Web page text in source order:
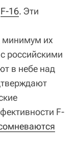
F-16. Эти
минимум их
российскими
в небе над
F-